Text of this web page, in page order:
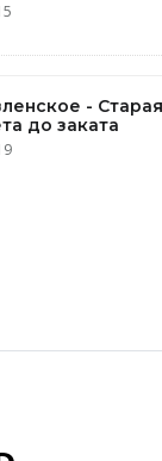
-
до заката